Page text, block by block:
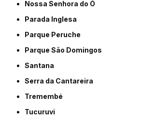
Nossa Senhora do Ó
Parada Inglesa
Parque Peruche
Parque São Domingos
Santana
Serra da Cantareira
Tremembé
Tucuruvi